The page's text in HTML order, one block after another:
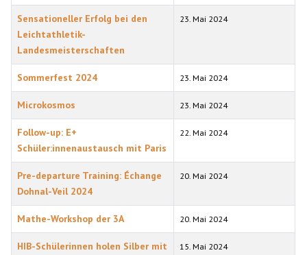
Sensationeller Erfolg bei den
Leichtathletik-
Landesmeisterschaften
23. Mai 2024
Sommerfest 2024 23. Mai 2024
Microkosmos 23. Mai 2024
Follow-up: E+
Schüler:innenaustausch mit Paris
22. Mai 2024
Pre-departure Training: Échange
Dohnal-Veil 2024
20. Mai 2024
Mathe-Workshop der 3A 20. Mai 2024
HIB-Schülerinnen holen Silber mit
15. Mai 2024